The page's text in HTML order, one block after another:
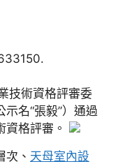
技術資格評審委
示名“張毅”）通過
資格評審。
、 天母室內設